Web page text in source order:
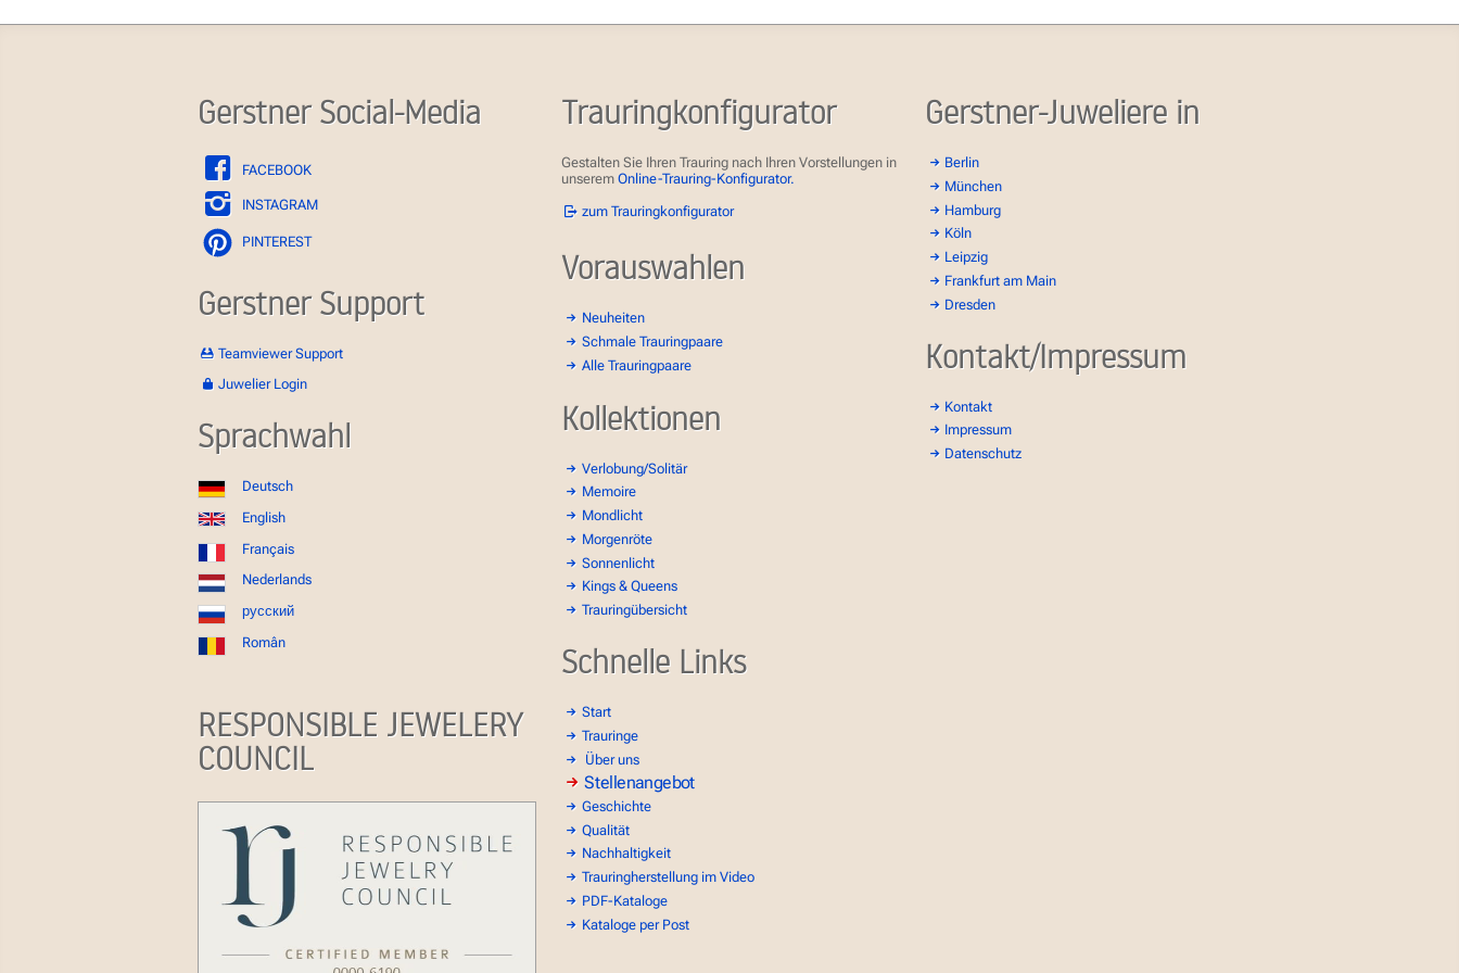
Gerstner Social-Media
FACEBOOK
INSTAGRAM
PINTEREST
Gerstner Support
Teamviewer Support
Juwelier Login
Sprachwahl
Deutsch
English
Français
Nederlands
русский
Român
RESPONSIBLE JEWELERY
COUNCIL
Trauringkonfigurator
Gestalten Sie Ihren Trauring nach Ihren Vorstellungen in
unserem Online-Trauring-Konfigurator.
zum Trauringkonfigurator
Vorauswahlen
Neuheiten
Schmale Trauringpaare
Alle Trauringpaare
Kollektionen
Verlobung/Solitär
Memoire
Mondlicht
Morgenröte
Sonnenlicht
Kings & Queens
Trauringübersicht
Schnelle Links
Start
Trauringe
Über uns
Stellenangebot
Geschichte
Qualität
Nachhaltigkeit
Trauringherstellung im Video
PDF-Kataloge
Kataloge per Post
Gerstner-Juweliere in
Berlin
München
Hamburg
Köln
Leipzig
Frankfurt am Main
Dresden
Kontakt/Impressum
Kontakt
Impressum
Datenschutz